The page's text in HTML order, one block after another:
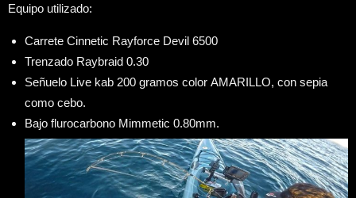
Equipo utilizado:
Carrete Cinnetic Rayforce Devil 6500
Trenzado Raybraid 0.30
Señuelo Live kab 200 gramos color AMARILLO, con sepia
como cebo.
Bajo flurocarbono Mimmetic 0.80mm.